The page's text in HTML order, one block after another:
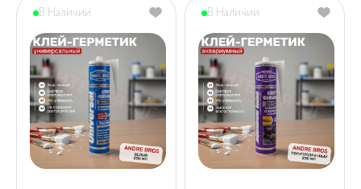
В Наличии В Наличии